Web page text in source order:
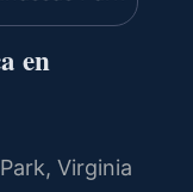
en
Virginia